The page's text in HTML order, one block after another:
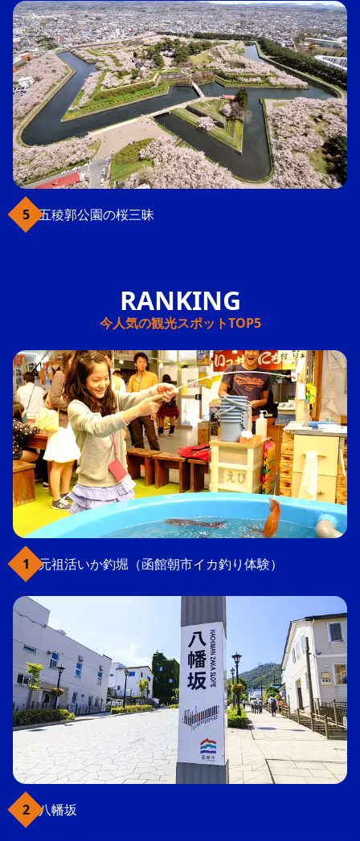
五稜郭公園の桜三昧
今人気の観光スポットTOP5
元祖活いか釣堀（函館朝市イカ釣り体験）
八幡坂